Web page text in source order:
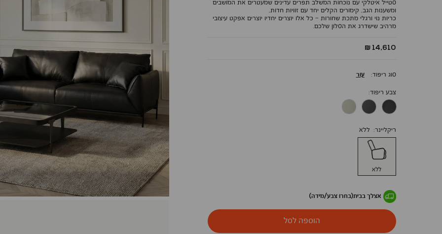
סטייל איטלקי עם נוכחות המשלב תפרים עדינים שמעטרים את המושבים
ומשענות הגב, קימורים הקלים יחד עם זוויות חדות,
כריות נוי ורגלי מתכת שחורות – כל אלו יוצרים יחדיו יוצרים אפקט עיצובי
מרהיב שישדרג את הסלון שלכם.
14,610 ₪
צבע ריפוד
סוג ריפוד עור
ריקליינר ללא
ללא
אצלך בבית(בחרו צבע/מידה)
הוספה לסל